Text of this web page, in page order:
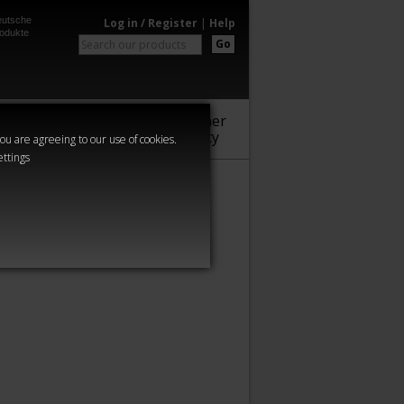
are agreeing to our use of cookies.
Log in / Register | Help
Go
Warhammer
Community